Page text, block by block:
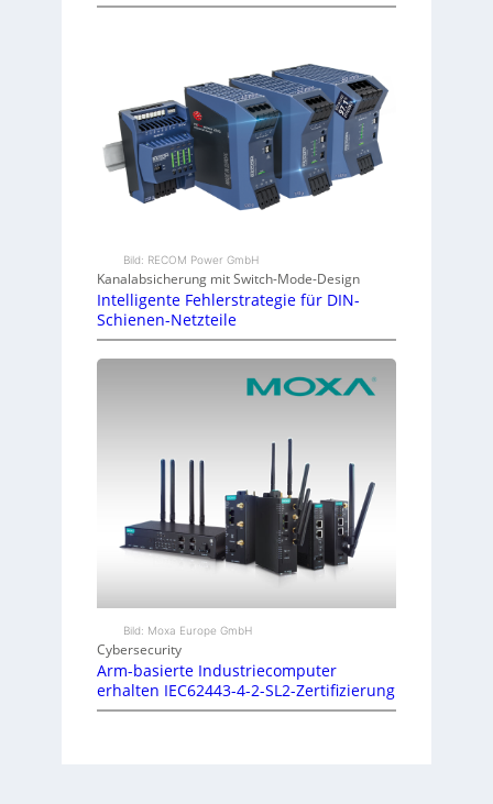
Bild: RECOM Power GmbH
Kanalabsicherung mit Switch-Mode-Design
Intelligente Fehlerstrategie für DIN-
Schienen-Netzteile
Bild: Moxa Europe GmbH
Cybersecurity
Arm-basierte Industriecomputer
erhalten IEC62443-4-2-SL2-Zertifizierung